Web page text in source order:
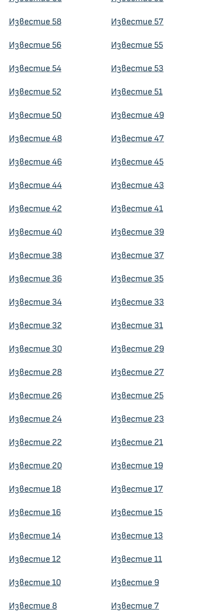
Известие 58 Известие 57
Известие 56 Известие 55
Известие 54 Известие 53
Известие 52 Известие 51
Известие 50 Известие 49
Известие 48 Известие 47
Известие 46 Известие 45
Известие 44 Известие 43
Известие 42 Известие 41
Известие 40 Известие 39
Известие 38 Известие 37
Известие 36 Известие 35
Известие 34 Известие 33
Известие 32 Известие 31
Известие 30 Известие 29
Известие 28 Известие 27
Известие 26 Известие 25
Известие 24 Известие 23
Известие 22 Известие 21
Известие 20 Известие 19
Известие 18 Известие 17
Известие 16 Известие 15
Известие 14 Известие 13
Известие 12 Известие 11
Известие 10 Известие 9
Известие 8 Известие 7